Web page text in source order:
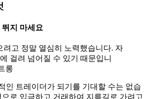
지 마세요
려고 정말 열심히 노력했습니다. 자
걸려 넘어질 수 있기 때문입니
롱
인 트레이더가 되기를 기대할 수는 없습
로 입금하고 거래하여 지름길로 가려고